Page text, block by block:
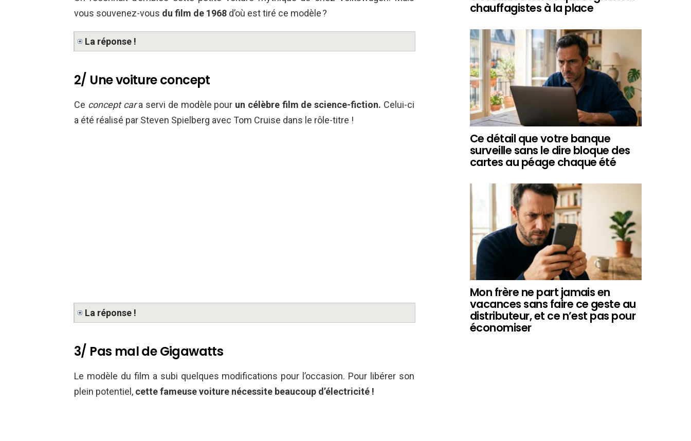
vous souvenez-vous du film de 1968 d’où est tiré ce modèle ?
La réponse !
2/ Une voiture concept
Ce concept cara servi de modèle pour un célèbre film de science-fiction. Celui-ci
a été réalisé par Steven Spielberg avec Tom Cruise dans le rôle-titre !
La réponse !
3/ Pas mal de Gigawatts
Le modèle du film a subi quelques modifications pour l’occasion. Pour libérer son
plein potentiel, cette fameuse voiture nécessite beaucoup d’électricité !
chauffagistes à la place
Ce détail que votre banque
surveille sans le dire bloque des
cartes au péage chaque été
Mon frère ne part jamais en
vacances sans faire ce geste au
distributeur, et ce n’est pas pour
économiser